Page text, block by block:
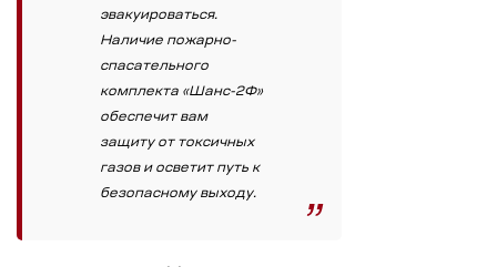
эвакуироваться.
Наличие пожарно-
спасательного
комплекта «Шанс-2Ф»
обеспечит вам
защиту от токсичных
газов и осветит путь к
безопасному выходу.